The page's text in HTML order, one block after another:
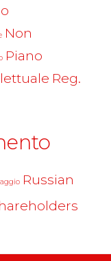
Non
Piano
Reg.
Russian